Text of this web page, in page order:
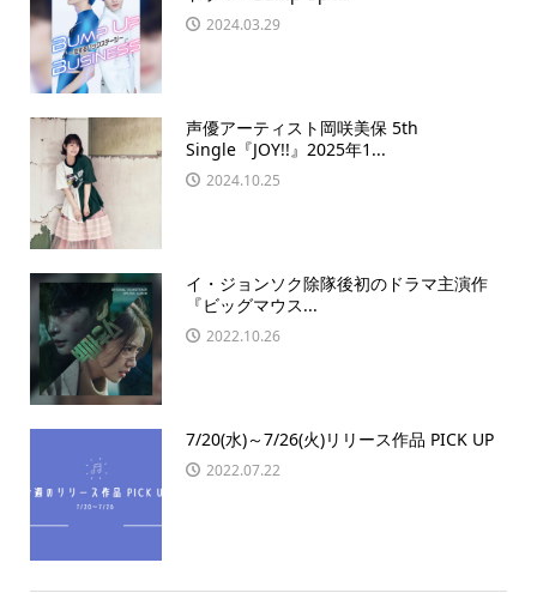
2024.03.29
声優アーティスト岡咲美保 5th
Single『JOY!!』2025年1...
2024.10.25
イ・ジョンソク除隊後初のドラマ主演作
『ビッグマウス...
2022.10.26
7/20(水)～7/26(火)リリース作品 PICK UP
2022.07.22